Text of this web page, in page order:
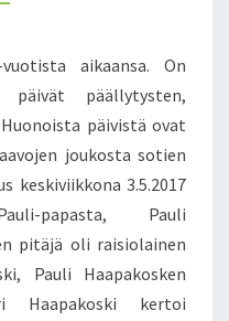
aikaansa. On
päällytysten,
päivistä ovat
joukosta sotien
keskiviikkona 3.5.2017
papasta, Pauli
pitäjä oli raisiolainen
Pauli Haapakosken
Haapakoski kertoi